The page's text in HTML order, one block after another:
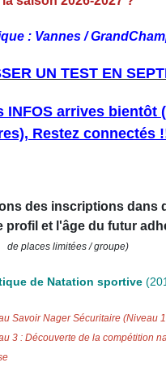
: Vannes /
UN TEST EN
INFOS arrives bientôt
Restez connectés
des inscriptions dans
profil et l'âge du futur
de places limitées / groupe)
de Natation sportive
Savoir Nager Sécuritaire (Niveau
3 : Découverte de la compétition